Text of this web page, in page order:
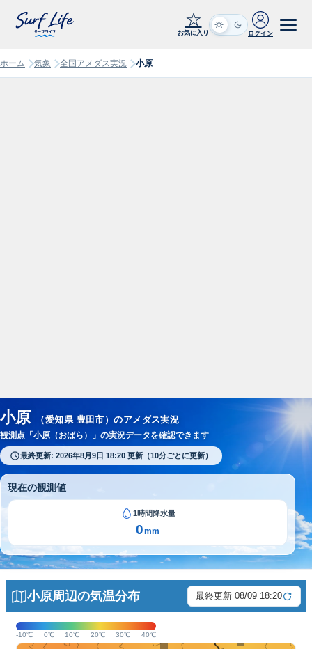
☆
お気に入り ログイン
ホーム 気象 全国アメダス実況 小原
スポンサーリンク
小原 （愛知県 豊田市）のアメダス実況
観測点「小原（おばら）」の実況データを確認できます
最終更新: 2026年8月9日 18:20 更新（10分ごとに更新）
現在の観測値
1時間降水量
0mm
小原周辺の気温分布 最終更新 08/09 18:20
-10℃ 0℃ 10℃ 20℃ 30℃ 40℃